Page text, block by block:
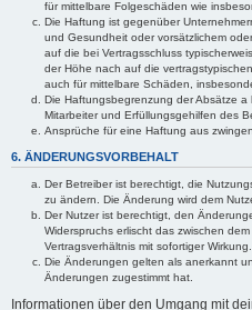
für mittelbare Folgeschäden wie
Die Haftung ist gegenüber
und Gesundheit oder vorsätzlichem
auf die bei Vertragsschluss
der Höhe nach auf die
auch für mittelbare Schäden,
Die Haftungsbegrenzung der Absätze
Mitarbeiter und Erfüllungsgehilfen des
Ansprüche für eine Haftung aus
6. ÄNDERUNGSVORBEHALT
Der Betreiber ist berechtigt, die
zu ändern. Die Änderung wird dem
Der Nutzer ist berechtigt, den
Widerspruchs erlischt das zwischen
Vertragsverhältnis mit sofortiger Wirkung.
Die Änderungen gelten als anerkannt
Änderungen zugestimmt hat.
Informationen über den Umgang mit